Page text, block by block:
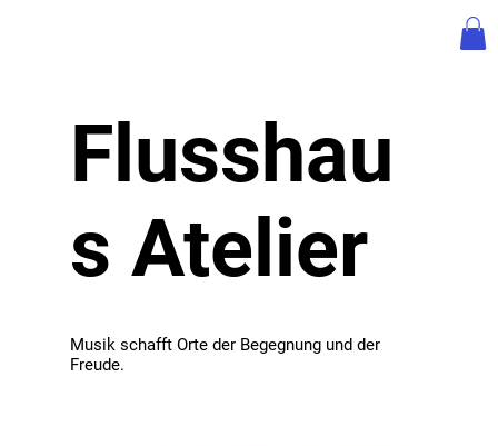
Flusshau
s Atelier
Musik schafft Orte der Begegnung und der
Freude.